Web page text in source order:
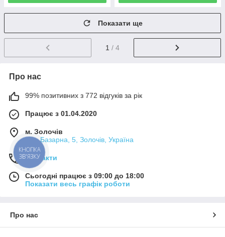
Показати ще
1 / 4
Про нас
99% позитивних з 772 відгуків за рік
Працює з 01.04.2020
м. Золочів
вул. Базарна, 5, Золочів, Україна
Контакти
Сьогодні працює з 09:00 до 18:00
Показати весь графік роботи
Про нас
КНОПКА
ЗВ'ЯЗКУ